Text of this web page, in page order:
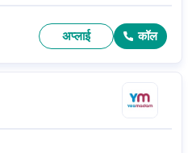
अप्लाई कॉल